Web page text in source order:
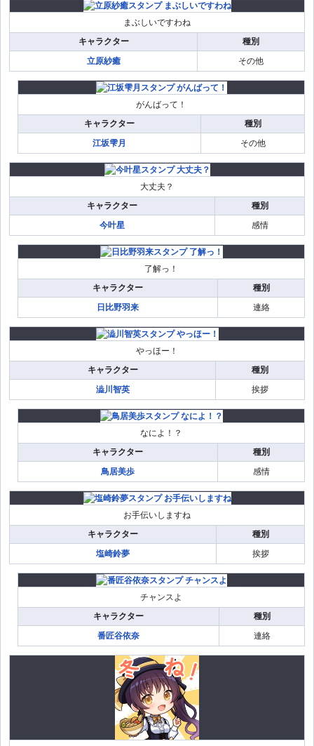
まぶしいですわね
キャラクター
種別
立原紗癒
その他
がんばって！
キャラクター
種別
江坂雫月
その他
大丈夫？
キャラクター
種別
今叶星
感情
了解っ！
キャラクター
種別
日比野羽来
連絡
やっほー！
キャラクター
種別
澁川智英
挨拶
なによ！？
キャラクター
種別
鳥居美歩
感情
お手伝いしますね
キャラクター
種別
塩崎鈴夢
挨拶
チャンスよ
キャラクター
種別
番匠谷依奈
連絡